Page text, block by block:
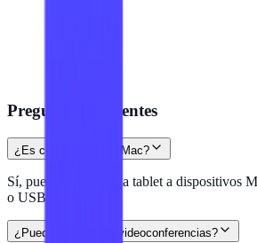
Preguntas frecuentes
¿Es compatible con Mac?
Sí, puedes conectar la tablet a dispositivos
o USB.
¿Puedo usarla para videoconferencias?